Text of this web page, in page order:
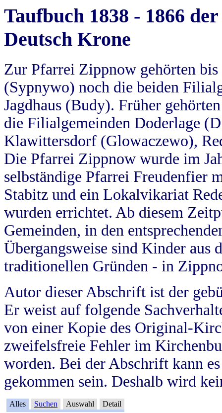
Taufbuch 1838 - 1866
Deutsch Krone
Zur Pfarrei Zippnow gehörten
(Sypnywo) noch die beiden
Jagdhaus (Budy). Früher
die Filialgemeinden Doderlage
Klawittersdorf (Glowaczewo),
Die Pfarrei Zippnow wurde im
selbständige Pfarrei Freudenfier
Stabitz und ein Lokalvikariat
wurden errichtet. Ab diesem
Gemeinden, in den
Übergangsweise sind Kinder aus
traditionellen Gründen - in
Autor dieser Abschrift ist der
Er weist auf folgende
von einer Kopie des Original-
zweifelsfreie Fehler im
worden. Bei der Abschrift kann
gekommen sein. Deshalb wird
Alles Suchen Auswahl Detail